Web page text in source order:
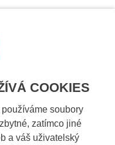
COOKIES
soubory
zatímco jiné
a váš uživatelský